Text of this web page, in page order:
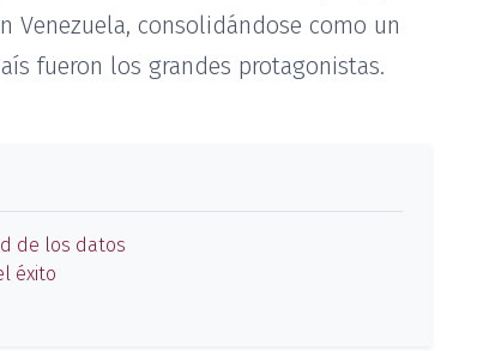
consolidándose como un
fueron los grandes protagonistas.
de los datos
éxito